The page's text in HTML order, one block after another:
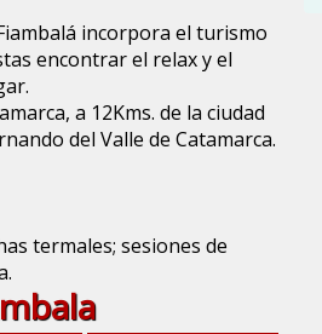
incorpora el turismo
encontrar el relax y el
a 12Kms. de la ciudad
del Valle de Catamarca.
termales; sesiones de